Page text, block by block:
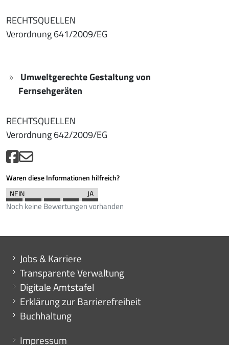
RECHTSQUELLEN
Verordnung 641/2009/EG
Umweltgerechte Gestaltung von
Fernsehgeräten
RECHTSQUELLEN
Verordnung 642/2009/EG
Waren diese Informationen hilfreich?
Noch keine Bewertungen vorhanden
Mini menu di servizio
Jobs & Karriere
Transparente Verwaltung
Digitale Amtstafel
Erklärung zur Barrierefreiheit
Buchhaltung
Menu footer
Impressum